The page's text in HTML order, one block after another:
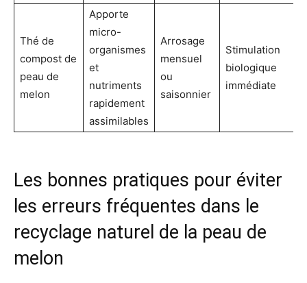
Thé de
compost de
peau de
melon
Apporte
micro-
organismes
et
nutriments
rapidement
assimilables
Arrosage
mensuel
ou
saisonnier
Stimulation
biologique
immédiate
Les bonnes pratiques pour éviter
les erreurs fréquentes dans le
recyclage naturel de la peau de
melon